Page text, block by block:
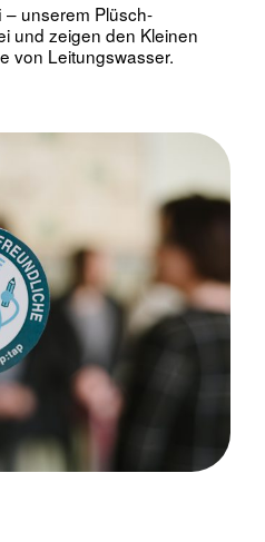
– unserem Plüsch-
und zeigen den Kleinen
von Leitungswasser.